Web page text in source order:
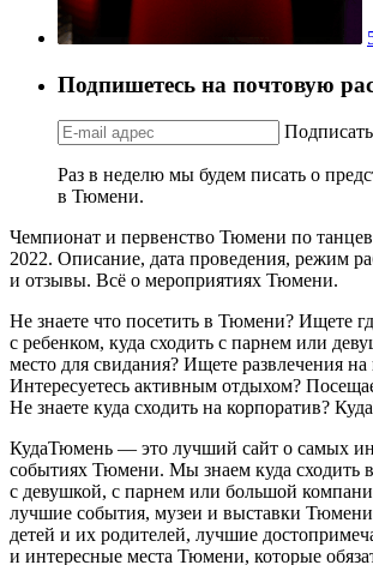
Подпишетесь на почтовую
Раз в неделю мы будем писать о
в Тюмени.
Чемпионат и первенство Тюмени по
2022. Описание, дата проведения, режим
и отзывы. Всё о мероприятиях Тюмени.
Не знаете что посетить в Тюмени? Ищете
с ребенком, куда сходить с парнем или
место для свидания? Ищете развлечения
Интересуетесь активным отдыхом?
Не знаете куда сходить на корпоратив?
КудаТюмень — это лучший сайт о самых
событиях Тюмени. Мы знаем куда сходить
с девушкой, с парнем или большой
лучшие события, музеи и выставки
детей и их родителей, лучшие
и интересные места Тюмени, которые